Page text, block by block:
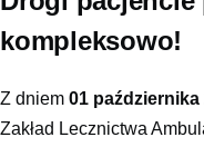
kompleksowo!
Z dniem 01 października
Zakład Lecznictwa